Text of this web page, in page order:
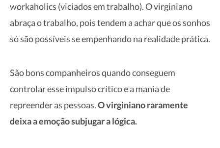
workaholics (viciados em trabalho). O virginiano
abraça o trabalho, pois tendem a achar que os sonhos
só são possíveis se empenhando na realidade prática.
São bons companheiros quando conseguem
controlar esse impulso crítico e a mania de
repreender as pessoas.O virginiano raramente
deixa a emoção subjugar a lógica.